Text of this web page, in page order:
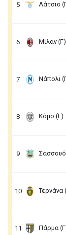
5 Λάτσιο
6 Μίλαν (Γ)
7 Νάπολι
8 Κόμο (Γ)
9
10 Τερνάνα
11 Πάρμα